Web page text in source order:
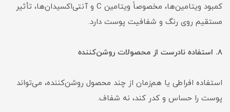
کمبود ویتامین‌ها، مخصوصاً ویتامین C و آنتی‌اکسیدان‌ها، تأثیر
مستقیم روی رنگ و شفافیت پوست دارد.
۸. استفاده نادرست از محصولات روشن‌کننده
استفاده افراطی یا هم‌زمان از چند محصول روشن‌کننده، می‌تواند
پوست را حساس و کدر کند، نه شفاف.